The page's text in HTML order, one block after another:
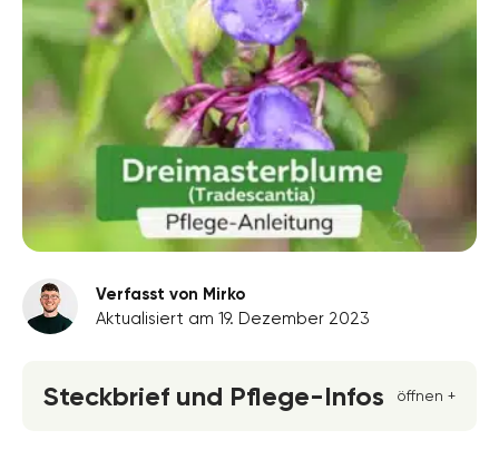
Verfasst von Mirko
Aktualisiert am 19. Dezember 2023
Steckbrief und Pflege-Infos öffnen +